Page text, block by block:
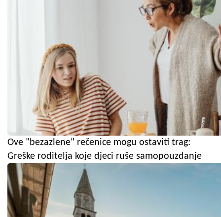
Ove "bezazlene" rečenice mogu ostaviti trag:
Greške roditelja koje djeci ruše samopouzdanje